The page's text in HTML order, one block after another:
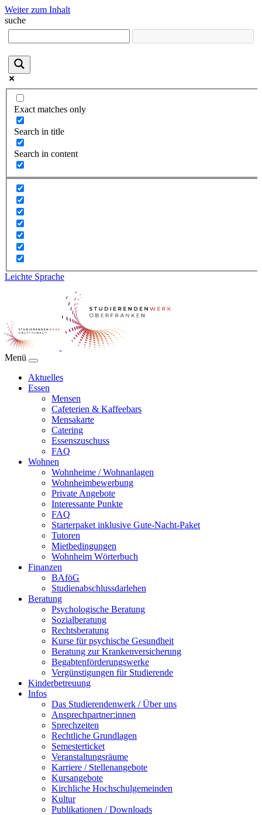
Weiter zum Inhalt
suche
Exact matches only
Search in title
Search in content
Leichte Sprache
Menü
Aktuelles
Essen
Mensen
Cafeterien & Kaffeebars
Mensakarte
Catering
Essenszuschuss
FAQ
Wohnen
Wohnheime / Wohnanlagen
Wohnheimbewerbung
Private Angebote
Interessante Punkte
FAQ
Starterpaket inklusive Gute-Nacht-Paket
Tutoren
Mietbedingungen
Wohnheim Wörterbuch
Finanzen
BAföG
Studienabschlussdarlehen
Beratung
Psychologische Beratung
Sozialberatung
Rechtsberatung
Kurse für psychische Gesundheit
Beratung zur Krankenversicherung
Begabtenförderungswerke
Vergünstigungen für Studierende
Kinderbetreuung
Infos
Das Studierendenwerk / Über uns
Ansprechpartner:innen
Sprechzeiten
Rechtliche Grundlagen
Semesterticket
Veranstaltungsräume
Karriere / Stellenangebote
Kursangebote
Kirchliche Hochschulgemeinden
Kultur
Publikationen / Downloads